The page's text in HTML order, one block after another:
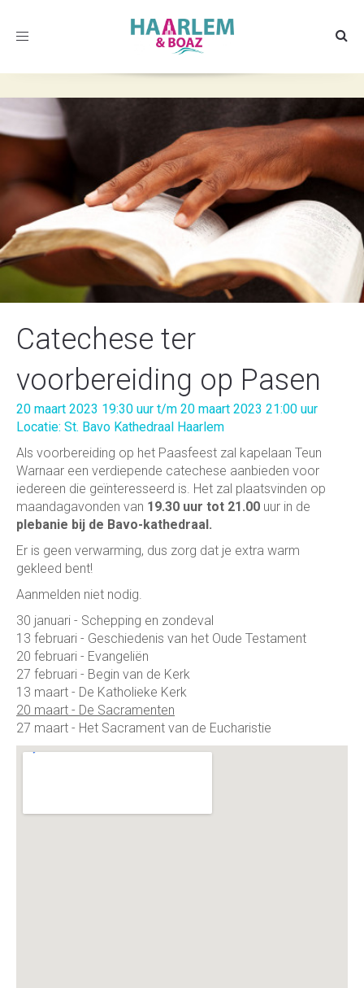
Toggle
Catechese ter
voorbereiding op Pasen
20 maart 2023 19:30 uur t/m 20 maart 2023 21:00 uur
Locatie: St. Bavo Kathedraal Haarlem
Als voorbereiding op het Paasfeest zal kapelaan Teun
Warnaar een verdiepende catechese aanbieden voor
iedereen die geïnteresseerd is. Het zal plaatsvinden op
maandagavonden van 19.30 uur tot 21.00 uur in de
plebanie bij de Bavo-kathedraal.
Er is geen verwarming, dus zorg dat je extra warm
gekleed bent!
Aanmelden niet nodig.
30 januari - Schepping en zondeval
13 februari - Geschiedenis van het Oude Testament
20 februari - Evangeliën
27 februari - Begin van de Kerk
13 maart - De Katholieke Kerk
20 maart - De Sacramenten
27 maart - Het Sacrament van de Eucharistie